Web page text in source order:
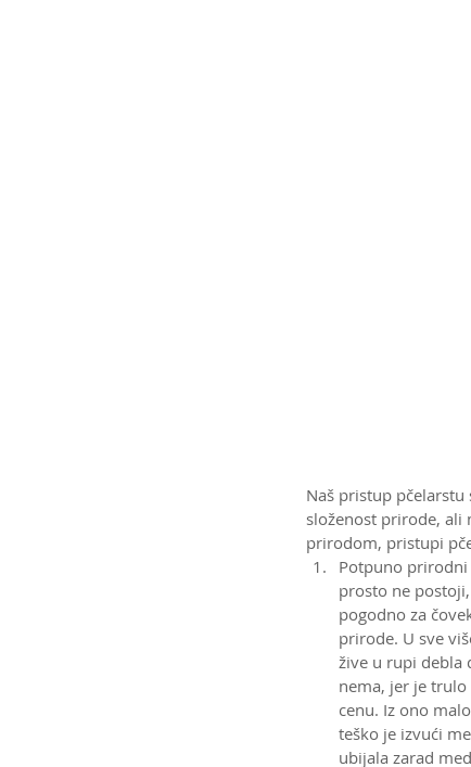
Naš pristup
složenost prirode, ali
prirodom, pristupi
Potpuno
prosto ne
pogodno za
prirode. U sve
žive u rupi debla
nema, jer je
cenu. Iz ono
teško je izvući
ubijala zarad